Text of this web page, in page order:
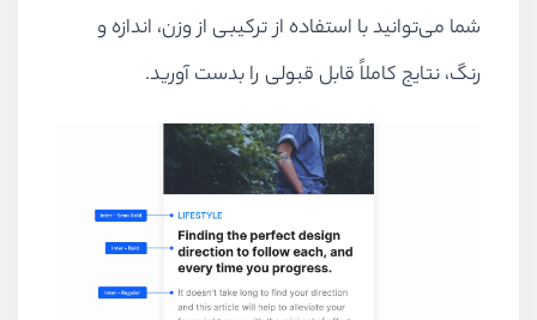
شما می‌توانید با استفاده از ترکیبی از وزن، اندازه و
رنگ، نتایج کاملاً قابل قبولی را بدست آورید.